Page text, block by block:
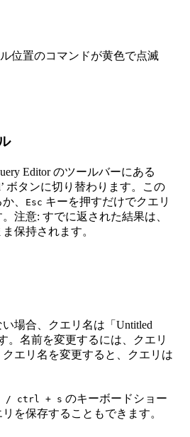
位置のコマンドが黄色で点滅
Editor のツールバーにある
ボタンに切り替わります。この
、
Esc キーを押すだけでクエリ
注意: すでに返された結果は、
保持されます。
場合、クエリ名は「Untitled
。名前を変更するには、クエリ
エリ名を変更すると、クエリは
/ ctrl + s のキーボードショー
を保存することもできます。